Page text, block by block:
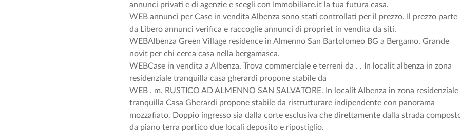
annunci privati e di agenzie e scegli con Immobiliare.it la tua futura casa.
WEB annunci per Case in vendita Albenza sono stati controllati per il prezzo. Il prezzo parte
da Libero annunci verifica e raccoglie annunci di propriet in vendita da siti.
WEBAlbenza Green Village residence in Almenno San Bartolomeo BG a Bergamo. Grande
novit per chi cerca casa nella bergamasca.
WEBCase in vendita a Albenza. Trova commerciale e terreni da . . In localit albenza in zona
residenziale tranquilla casa gherardi propone stabile da
WEB . m. RUSTICO AD ALMENNO SAN SALVATORE. In localit Albenza in zona residenziale
tranquilla Casa Gherardi propone stabile da ristrutturare indipendente con panorama
mozzafiato. Doppio ingresso sia dalla corte esclusiva che direttamente dalla strada
da piano terra portico due locali deposito e ripostiglio.